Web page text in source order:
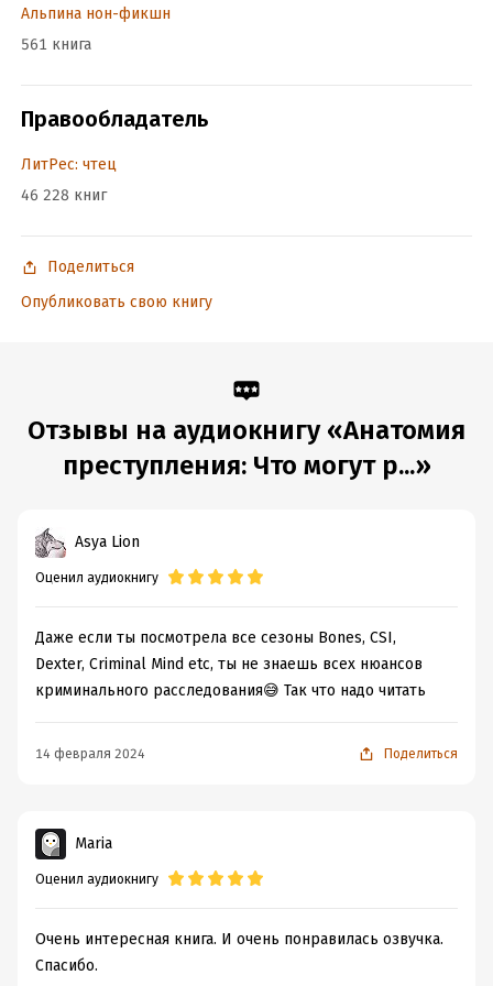
Подробная информация
Дата поступления:22 февраля 2022
Переводчик:
Альпина нон-фикшн
561 книга
Правообладатель
ЛитРес: чтец
46 228 книг
Поделиться
Опубликовать свою книгу
Отзывы на аудиокнигу «Анатомия
преступления: Что могут р...»
Asya Lion
Оценил аудиокнигу
Даже если ты посмотрела все сезоны Bones, CSI,
Dexter, Criminal Mind etc, ты не знаешь всех нюансов
криминального расследования😅 Так что надо читать
14 февраля 2024 Поделиться
Maria
Оценил аудиокнигу
Очень интересная книга. И очень понравилась озвучка.
Спасибо.